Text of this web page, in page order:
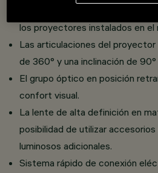
los proyectores instalados en el
Las articulaciones del
de 360° y una inclinación de 90°
El grupo óptico en posición
confort visual.
La lente de alta definición en
posibilidad de utilizar
luminosos adicionales.
Sistema rápido de conexión